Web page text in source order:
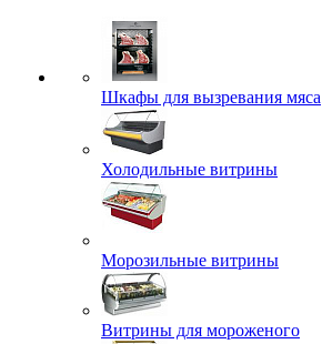
Шкафы для вызревания мяса
Холодильные витрины
Морозильные витрины
Витрины для мороженого